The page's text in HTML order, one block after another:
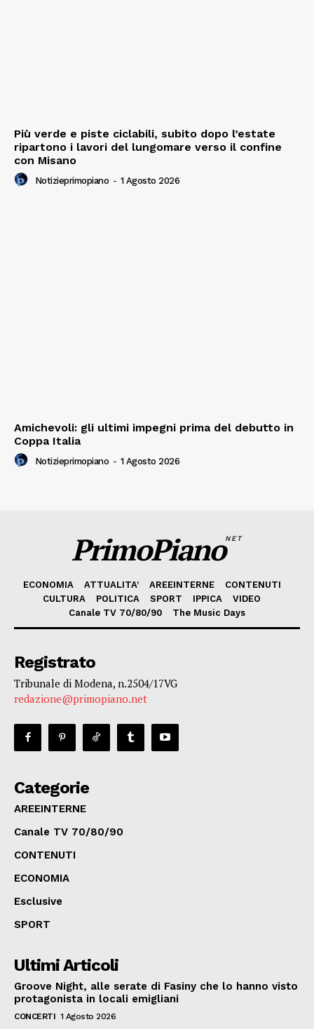
Più verde e piste ciclabili, subito dopo l’estate
ripartono i lavori del lungomare verso il confine
con Misano
Notizieprimopiano - 1 Agosto 2026
Amichevoli: gli ultimi impegni prima del debutto in
Coppa Italia
Notizieprimopiano - 1 Agosto 2026
PrimoPianoNET
ECONOMIA ATTUALITA’ AREEINTERNE
CONTENUTI
CULTURA
POLITICA SPORT IPPICA
VIDEO
Canale TV 70/80/90
The Music Days
Registrato
Tribunale di Modena, n.2504/17VG
redazione@primopiano.net
Categorie
AREEINTERNE
Canale TV 70/80/90
CONTENUTI
ECONOMIA
Esclusive
SPORT
Ultimi Articoli
Groove Night, alle serate di Fasiny che lo hanno visto
protagonista in locali emigliani
CONCERTI 1 Agosto 2026